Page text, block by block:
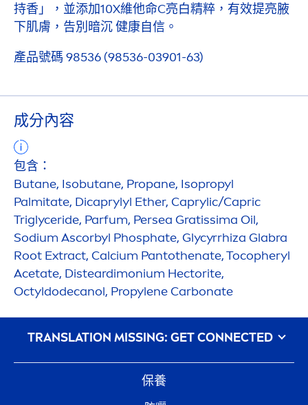
持香」，並添加10X維他命C亮白精粹，有效提亮腋
下肌膚，告別暗沉 健康自信。
產品號碼 98536 (98536-03901-63)
成分內容
包含：
Butane, Isobutane, Propane, Isopropyl
Palmitate, Dicaprylyl Ether, Caprylic/Capric
Triglyceride, Parfum, Persea Gratissima Oil,
Sodium Ascorbyl Phosphate, Glycyrrhiza Glabra
Root Extract, Calcium Pantothenate, Tocopheryl
Acetate, Disteardimonium Hectorite,
Octyldodecanol, Propylene Carbonate
保養
᠎TRANSLATION MISSING: GET CONNECTED